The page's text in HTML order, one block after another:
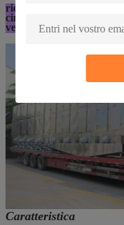
richiedente di secchezza
cinghia della maglia
verdura e frutta
Caratteristica